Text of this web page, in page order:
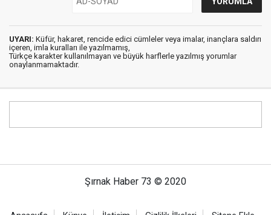
UYARI: Küfür, hakaret, rencide edici cümleler veya imalar, inançlara saldırı
içeren, imla kuralları ile yazılmamış,
Türkçe karakter kullanılmayan ve büyük harflerle yazılmış yorumlar
onaylanmamaktadır.
Şırnak Haber 73 © 2020